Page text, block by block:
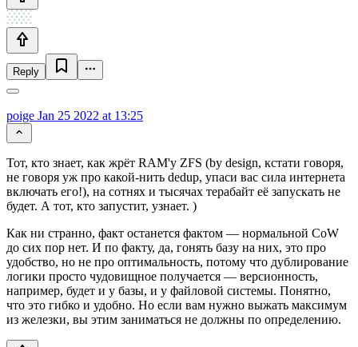
Reply
poige Jan 25 2022 at 13:25
Тот, кто знает, как жрёт RAM'у ZFS (by design, кстати говоря,
не говоря уж про какой-нить dedup, упаси вас сила интернета
включать его!), на сотнях и тысячах терабайт её запускать не
будет. А тот, кто запустит, узнает. )
Как ни странно, факт останется фактом — нормальной CoW
до сих пор нет. И по факту, да, гонять базу на них, это про
удобство, но не про оптимальность, потому что дублирование
логики просто чудовищное получается — версионность,
например, будет и у базы, и у файловой системы. Понятно,
что это гибко и удобно. Но если вам нужно выжать максимум
из железки, вы этим заниматься не должны по определению.